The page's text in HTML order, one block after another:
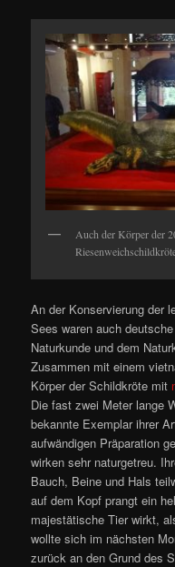
Auch der Körper der
An der Konservierung der
Sees waren auch
Naturkunde und dem
Zusammen mit einem
Körper der Schildkröte mit
Die fast zwei Meter lange
bekannte Exemplar ihrer
aufwändigen Präparation
wirken sehr naturgetreu.
Bauch, Beine und Hals
auf dem Kopf prangt ein
majestätische Tier wirkt,
wollte sich im nächsten
zurück an den Grund des